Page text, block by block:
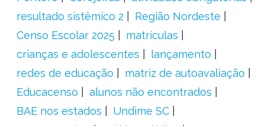
resultado sistêmico 2
Região Nordeste
Censo Escolar 2025
matrículas
crianças e adolescentes
lançamento
redes de educação
matriz de autoavaliação
Educacenso
alunos não encontrados
BAE nos estados
Undime SC